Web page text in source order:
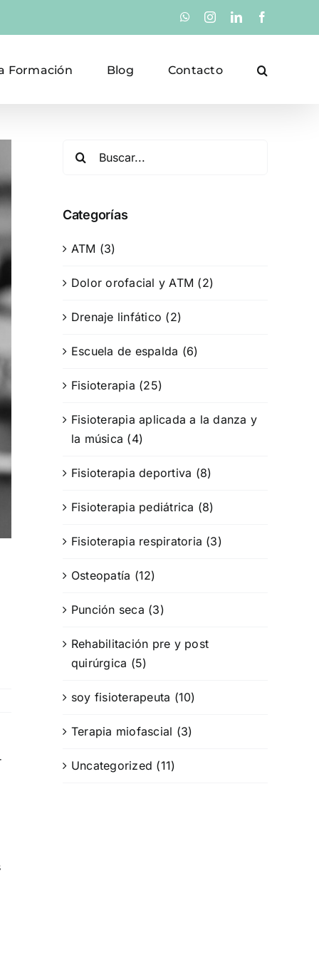
WhatsApp
InstagramLinkedIn
Formación Blog Contacto
Categorías
ATM (3)
Dolor orofacial y ATM (2)
Drenaje linfático (2)
Escuela de espalda (6)
Fisioterapia (25)
Fisioterapia aplicada a la danza y
la música (4)
Fisioterapia deportiva (8)
Fisioterapia pediátrica (8)
Fisioterapia respiratoria (3)
Osteopatía (12)
Punción seca (3)
Rehabilitación pre y post
quirúrgica (5)
soy fisioterapeuta (10)
Terapia miofascial (3)
Uncategorized (11)